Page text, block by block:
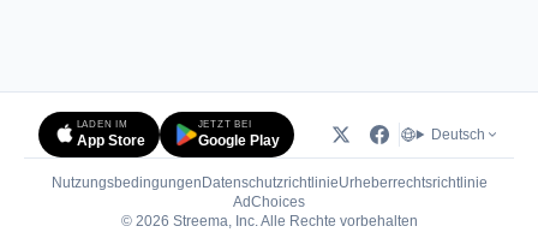
LADEN IM
App Store
JETZT BEI
Google Play Deutsch
Nutzungsbedingungen DatenschutzrichtlinieUrheberrechtsrichtlinie
AdChoices(öffnet in neuem Tab)
© 2026 Streema, Inc. Alle Rechte vorbehalten